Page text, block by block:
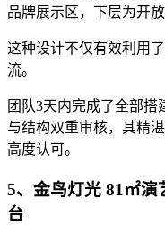
品牌展示区，下层为开
这种设计不仅有效利用
流。
团队3天内完成了全部
与结构双重审核，其精
高度认可。
5、金鸟灯光 81㎡
台